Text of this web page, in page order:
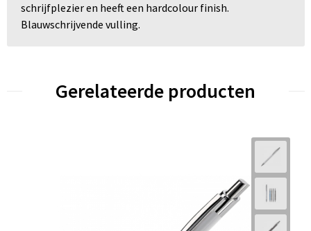
schrijfplezier en heeft een hardcolour finish.
Blauwschrijvende vulling.
Gerelateerde producten